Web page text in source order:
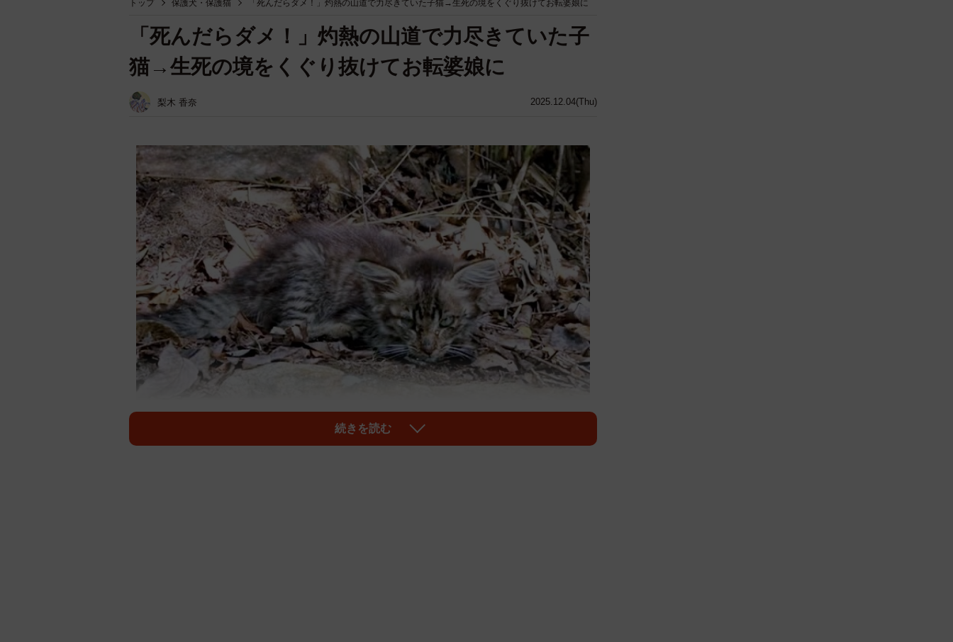
トップ 保護犬・保護猫 「死んだらダメ！」灼熱の山道で力尽きていた子猫→生死の境をくぐり抜けてお転婆娘に
2025.12.04(Thu)
「死んだらダメ！」灼熱の山道で力尽きていた子
猫→生死の境をくぐり抜けてお転婆娘に
梨木 香奈
続きを読む